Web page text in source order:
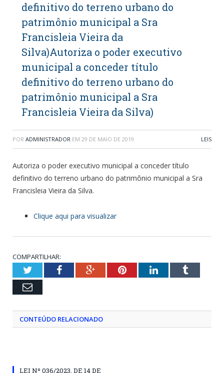
definitivo do terreno urbano do
patrimônio municipal a Sra
Francisleia Vieira da
Silva)Autoriza o poder executivo
municipal a conceder título
definitivo do terreno urbano do
patrimônio municipal a Sra
Francisleia Vieira da Silva)
POR ADMINISTRADOR EM 29 DE MAIO DE 2019 LEIS
Autoriza o poder executivo municipal a conceder título
definitivo do terreno urbano do patrimônio municipal a Sra
Francisleia Vieira da Silva.
Clique aqui para visualizar
COMPARTILHAR:
TwitterFacebookGoogle+PinterestLinkedInTumblr
Email
CONTEÚDO RELACIONADO
LEI Nº 036/2023, DE 14 DE